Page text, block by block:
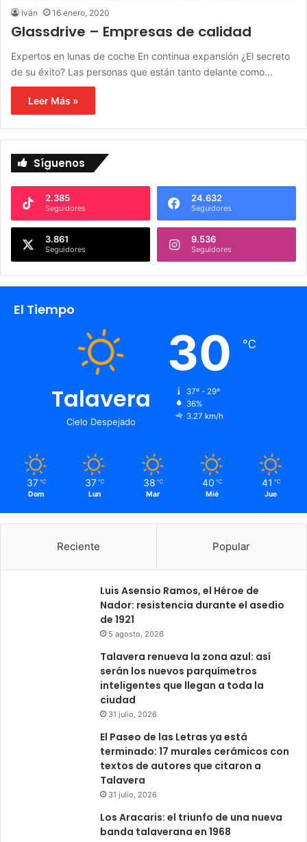
Iván 16 enero, 2020
Glassdrive – Empresas de calidad
Expertos en lunas de coche En continua expansión ¿El secreto
de su éxito? Las personas que están tanto delante como…
Leer Más »
Síguenos
2.385
Seguidores
24.632
Seguidores
3.861
Seguidores
9.536
Seguidores
El Tiempo
Talavera
Cielo Despejado
30 ℃
37º - 29º
36%
3.27 km/h
37 ℃
Dom
37 ℃
Lun
38 ℃
Mar
40 ℃
Mié
41 ℃
Jue
Reciente Popular
Luis Asensio Ramos, el Héroe de
Nador: resistencia durante el asedio
de 1921
5 agosto, 2026
Talavera renueva la zona azul: así
serán los nuevos parquímetros
inteligentes que llegan a toda la
ciudad
31 julio, 2026
El Paseo de las Letras ya está
terminado: 17 murales cerámicos con
textos de autores que citaron a
Talavera
31 julio, 2026
Los Aracaris: el triunfo de una nueva
banda talaverana en 1968